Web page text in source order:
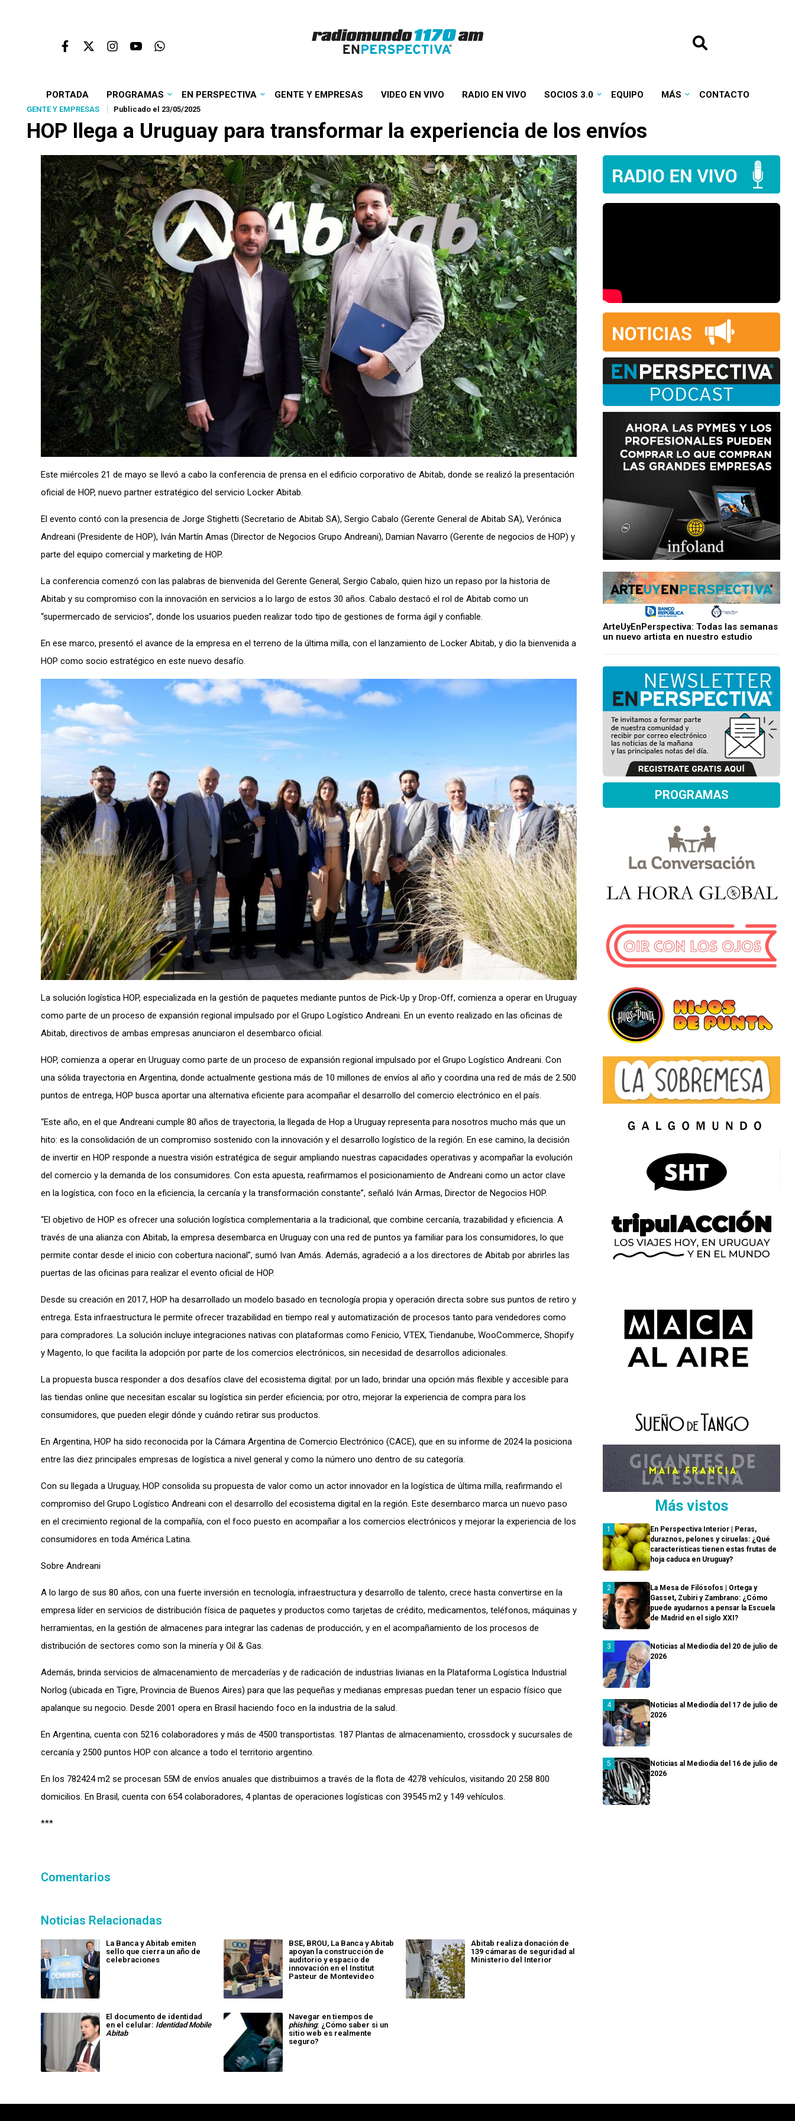
PORTADA PROGRAMAS EN PERSPECTIVA GENTE Y EMPRESAS VIDEO EN VIVO RADIO EN VIVO SOCIOS 3.0 EQUIPO MÁS CONTACTO
GENTE Y EMPRESAS Publicado el 23/05/2025
HOP llega a Uruguay para transformar la experiencia de los envíos
Este miércoles 21 de mayo se llevó a cabo la conferencia de prensa en el edificio corporativo de Abitab, donde se realizó la presentación
oficial de HOP, nuevo partner estratégico del servicio Locker Abitab.
El evento contó con la presencia de Jorge Stighetti (Secretario de Abitab SA), Sergio Cabalo (Gerente General de Abitab SA), Verónica
Andreani (Presidente de HOP), Iván Martín Amas (Director de Negocios Grupo Andreani), Damian Navarro (Gerente de negocios de HOP) y
parte del equipo comercial y marketing de HOP.
La conferencia comenzó con las palabras de bienvenida del Gerente General, Sergio Cabalo, quien hizo un repaso por la historia de
Abitab y su compromiso con la innovación en servicios a lo largo de estos 30 años. Cabalo destacó el rol de Abitab como un
“supermercado de servicios”, donde los usuarios pueden realizar todo tipo de gestiones de forma ágil y confiable.
En ese marco, presentó el avance de la empresa en el terreno de la última milla, con el lanzamiento de Locker Abitab, y dio la bienvenida a
HOP como socio estratégico en este nuevo desafío.
La solución logística HOP, especializada en la gestión de paquetes mediante puntos de Pick-Up y Drop-Off, comienza a operar en Uruguay
como parte de un proceso de expansión regional impulsado por el Grupo Logístico Andreani. En un evento realizado en las oficinas de
Abitab, directivos de ambas empresas anunciaron el desembarco oficial.
HOP, comienza a operar en Uruguay como parte de un proceso de expansión regional impulsado por el Grupo Logístico Andreani. Con
una sólida trayectoria en Argentina, donde actualmente gestiona más de 10 millones de envíos al año y coordina una red de más de 2.500
puntos de entrega, HOP busca aportar una alternativa eficiente para acompañar el desarrollo del comercio electrónico en el país.
“Este año, en el que Andreani cumple 80 años de trayectoria, la llegada de Hop a Uruguay representa para nosotros mucho más que un
hito: es la consolidación de un compromiso sostenido con la innovación y el desarrollo logístico de la región. En ese camino, la decisión
de invertir en HOP responde a nuestra visión estratégica de seguir ampliando nuestras capacidades operativas y acompañar la evolución
del comercio y la demanda de los consumidores. Con esta apuesta, reafirmamos el posicionamiento de Andreani como un actor clave
en la logística, con foco en la eficiencia, la cercanía y la transformación constante”, señaló Iván Armas, Director de Negocios HOP.
“El objetivo de HOP es ofrecer una solución logística complementaria a la tradicional, que combine cercanía, trazabilidad y eficiencia. A
través de una alianza con Abitab, la empresa desembarca en Uruguay con una red de puntos ya familiar para los consumidores, lo que
permite contar desde el inicio con cobertura nacional”, sumó Ivan Amás. Además, agradeció a a los directores de Abitab por abrirles las
puertas de las oficinas para realizar el evento oficial de HOP.
Desde su creación en 2017, HOP ha desarrollado un modelo basado en tecnología propia y operación directa sobre sus puntos de retiro y
entrega. Esta infraestructura le permite ofrecer trazabilidad en tiempo real y automatización de procesos tanto para vendedores como
para compradores. La solución incluye integraciones nativas con plataformas como Fenicio, VTEX, Tiendanube, WooCommerce, Shopify
y Magento, lo que facilita la adopción por parte de los comercios electrónicos, sin necesidad de desarrollos adicionales.
La propuesta busca responder a dos desafíos clave del ecosistema digital: por un lado, brindar una opción más flexible y accesible para
las tiendas online que necesitan escalar su logística sin perder eficiencia; por otro, mejorar la experiencia de compra para los
consumidores, que pueden elegir dónde y cuándo retirar sus productos.
En Argentina, HOP ha sido reconocida por la Cámara Argentina de Comercio Electrónico (CACE), que en su informe de 2024 la posiciona
entre las diez principales empresas de logística a nivel general y como la número uno dentro de su categoría.
Con su llegada a Uruguay, HOP consolida su propuesta de valor como un actor innovador en la logística de última milla, reafirmando el
compromiso del Grupo Logístico Andreani con el desarrollo del ecosistema digital en la región. Este desembarco marca un nuevo paso
en el crecimiento regional de la compañía, con el foco puesto en acompañar a los comercios electrónicos y mejorar la experiencia de los
consumidores en toda América Latina.
Sobre Andreani
A lo largo de sus 80 años, con una fuerte inversión en tecnología, infraestructura y desarrollo de talento, crece hasta convertirse en la
empresa líder en servicios de distribución física de paquetes y productos como tarjetas de crédito, medicamentos, teléfonos, máquinas y
herramientas, en la gestión de almacenes para integrar las cadenas de producción, y en el acompañamiento de los procesos de
distribución de sectores como son la minería y Oil & Gas.
Además, brinda servicios de almacenamiento de mercaderías y de radicación de industrias livianas en la Plataforma Logística Industrial
Norlog (ubicada en Tigre, Provincia de Buenos Aires) para que las pequeñas y medianas empresas puedan tener un espacio físico que
apalanque su negocio. Desde 2001 opera en Brasil haciendo foco en la industria de la salud.
En Argentina, cuenta con 5216 colaboradores y más de 4500 transportistas. 187 Plantas de almacenamiento, crossdock y sucursales de
cercanía y 2500 puntos HOP con alcance a todo el territorio argentino.
En los 782424 m2 se procesan 55M de envíos anuales que distribuimos a través de la flota de 4278 vehículos, visitando 20 258 800
domicilios. En Brasil, cuenta con 654 colaboradores, 4 plantas de operaciones logísticas con 39545 m2 y 149 vehículos.
***
Comentarios
Noticias Relacionadas
La Banca y Abitab emiten
sello que cierra un año de
celebraciones
BSE, BROU, La Banca y Abitab
apoyan la construcción de
auditorio y espacio de
innovación en el Institut
Pasteur de Montevideo
Abitab realiza donación de
139 cámaras de seguridad al
Ministerio del Interior
El documento de identidad
en el celular: Identidad Mobile
Abitab
Navegar en tiempos de
phishing: ¿Cómo saber si un
sitio web es realmente
seguro?
ArteUyEnPerspectiva: Todas las semanas
un nuevo artista en nuestro estudio
PROGRAMAS
Más vistos
En Perspectiva Interior | Peras,
duraznos, pelones y ciruelas: ¿Qué
características tienen estas frutas de
hoja caduca en Uruguay?
La Mesa de Filósofos | Ortega y
Gasset, Zubiri y Zambrano: ¿Cómo
puede ayudarnos a pensar la Escuela
de Madrid en el siglo XXI?
Noticias al Mediodía del 20 de julio de
2026
Noticias al Mediodía del 17 de julio de
2026
Noticias al Mediodía del 16 de julio de
2026